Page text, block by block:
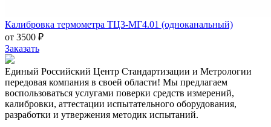
Калибровка термометра ТЦ3-МГ4.01 (одноканальный)
от 3500 ₽
Заказать
Единый Российский Центр Стандартизации и Метрологии
передовая компания в своей области! Мы предлагаем
воспользоваться услугами поверки средств измерений,
калибровки, аттестации испытательного оборудования,
разработки и утвержения методик испытаний.